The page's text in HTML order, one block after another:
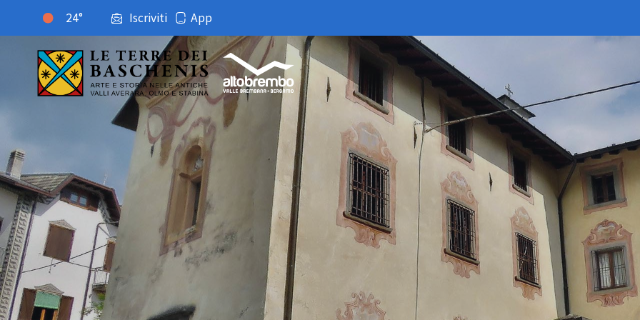
24° Iscriviti App